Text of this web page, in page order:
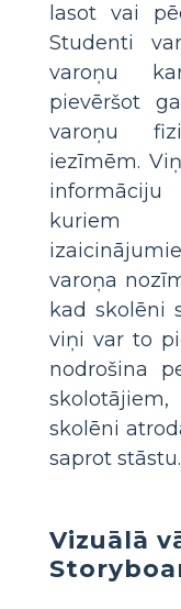
lasot vai
Studenti
varoņu
pievēršot
varoņu
iezīmēm.
kuriem
varoņa
kad skolēni
viņi var to
nodrošina
skolēni
saprot stāstu.
Vizuālā